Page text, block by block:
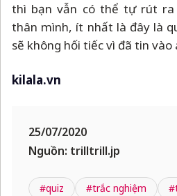
thì bạn vẫn có thể tự rút ra
thân mình, ít nhất là đây là
sẽ không hối tiếc vì đã tin vào
kilala.vn
25/07/2020
Nguồn: trilltrill.jp
#quiz #trắc nghiệm